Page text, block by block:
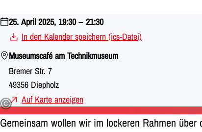
25. April 2025, 19:30 – 21:30
In den Kalender speichern (ics-Datei)
Museumscafé am Technikmuseum
Bremer Str. 7
49356 Diepholz
Auf Karte anzeigen
Gemeinsam wollen wir im lockeren Rahmen